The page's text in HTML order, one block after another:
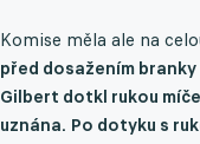
Komise měla ale na
před dosažením
Gilbert dotkl rukou
uznána. Po dotyku s